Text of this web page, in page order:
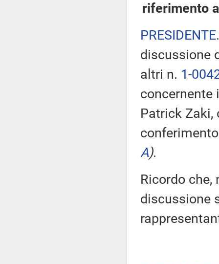
riferimento
PRESIDENTE
discussione
altri n. 1-
concernente
Patrick
A).
Ricordo
discussione